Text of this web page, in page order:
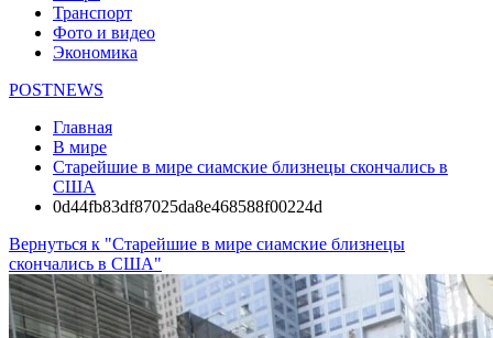
Транспорт
Фото и видео
Экономика
POSTNEWS
Главная
В мире
Старейшие в мире сиамские близнецы скончались в
США
0d44fb83df87025da8e468588f00224d
Вернуться к "Старейшие в мире сиамские близнецы
скончались в США"